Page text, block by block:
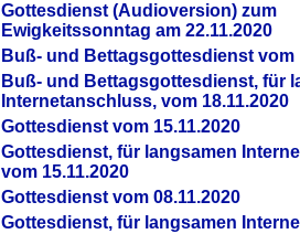
Gottesdienst (Audioversion) zum
Ewigkeitssonntag am 22.11.2020
Buß- und Bettagsgottesdienst vom
Buß- und Bettagsgottesdienst, für
Internetanschluss, vom 18.11.2020
Gottesdienst vom 15.11.2020
Gottesdienst, für langsamen
vom 15.11.2020
Gottesdienst vom 08.11.2020
Gottesdienst, für langsamen